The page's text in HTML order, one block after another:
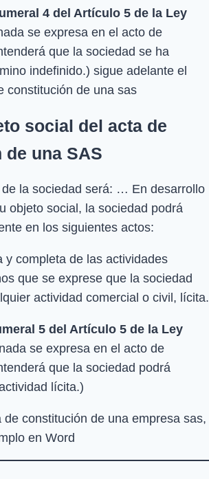
4 del Artículo 5 de la Ley
se expresa en el acto de
que la sociedad se ha
indefinido.) sigue adelante el
constitución de una sas
social del acta de
una SAS
la sociedad será: … En desarrollo
objeto social, la sociedad podrá
en los siguientes actos:
y completa de las actividades
que se exprese que la sociedad
actividad comercial o civil, lícita.
5 del Artículo 5 de la Ley
se expresa en el acto de
que la sociedad podrá
lícita.)
de constitución de una empresa sas,
en Word